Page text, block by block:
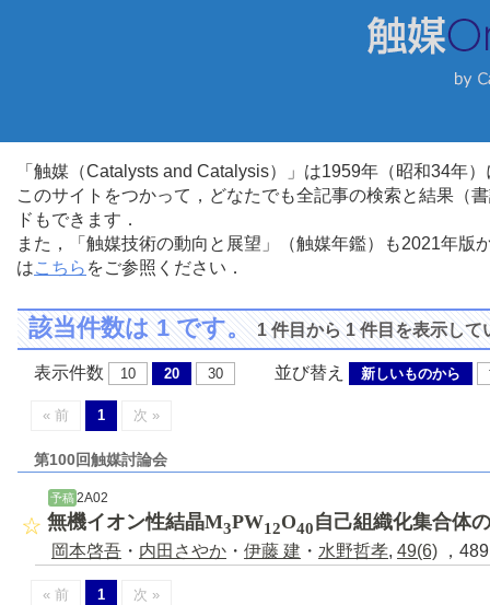
「触媒（Catalysts and Catalysis）」は1959年（昭和34年
このサイトをつかって，どなたでも全記事の検索と結果（
ドもできます．
また，「触媒技術の動向と展望」（触媒年鑑）も2021年
はこちら をご参照ください．
該当件数は 1 です。1 件目から 1 件目を表示して
表示件数 10 20 30 並び替え 新しいものから
« 前 1 次 »
第100回触媒討論会
予稿 2A02
無機イオン性結晶M3PW12O40自己組織化集合体
岡本啓吾 ・ 内田さやか ・ 伊藤 建 ・ 水野哲孝, 49(6) ，
« 前 1 次 »